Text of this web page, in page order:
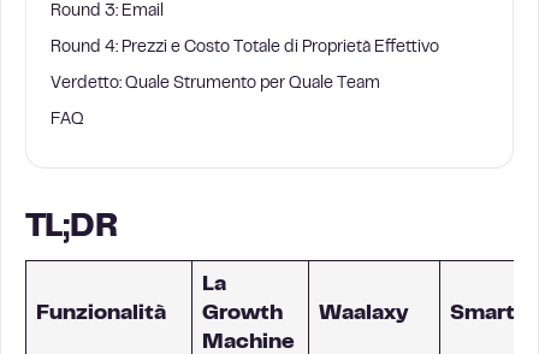
Round 3: Email
Round 4: Prezzi e Costo Totale di Proprietà Effettivo
Verdetto: Quale Strumento per Quale Team
FAQ
TL;DR
Funzionalità
La
Growth
Machine
Waalaxy